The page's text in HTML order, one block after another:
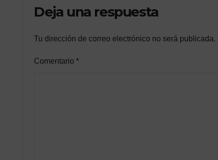
Deja una respuesta
Tu dirección de correo electrónico no será publicada.
Comentario *